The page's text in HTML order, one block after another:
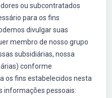
ou subcontratados
para os fins
divulgar suas
membro de nosso grupo
subsidiárias, nossa
conforme
os fins estabelecidos nesta
informações pessoais: